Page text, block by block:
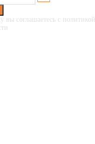
вы соглашаетесь с политикой